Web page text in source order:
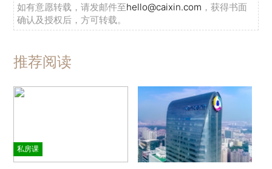
如有意愿转载，请发邮件至hello@caixin.com ，获得书面
确认及授权后，方可转载。
推荐阅读
私房课